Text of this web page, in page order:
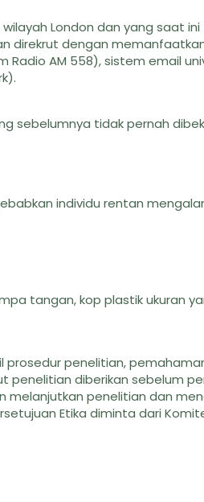
London dan yang saat ini
direkrut dengan
Radio AM 558), sistem email
sebelumnya tidak pernah
individu rentan
tangan, kop plastik ukuran
penelitian,
penelitian diberikan sebelum
melanjutkan penelitian dan
Etika diminta dari